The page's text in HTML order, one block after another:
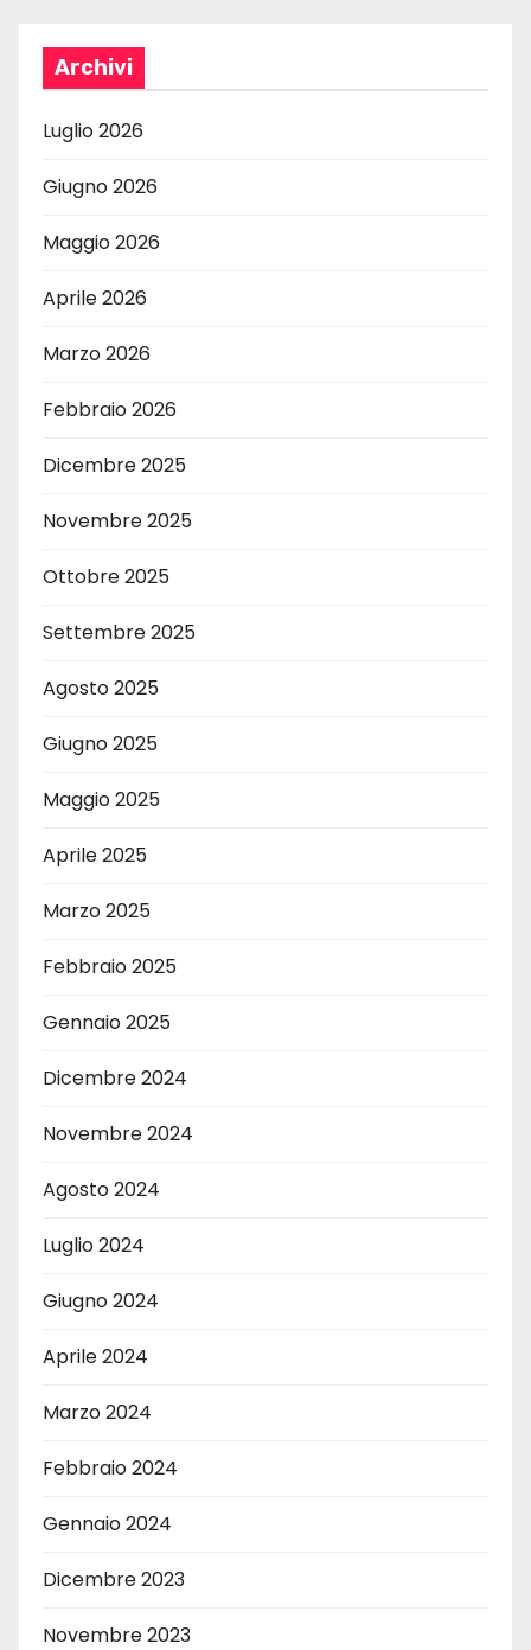
Archivi
Luglio 2026
Giugno 2026
Maggio 2026
Aprile 2026
Marzo 2026
Febbraio 2026
Dicembre 2025
Novembre 2025
Ottobre 2025
Settembre 2025
Agosto 2025
Giugno 2025
Maggio 2025
Aprile 2025
Marzo 2025
Febbraio 2025
Gennaio 2025
Dicembre 2024
Novembre 2024
Agosto 2024
Luglio 2024
Giugno 2024
Aprile 2024
Marzo 2024
Febbraio 2024
Gennaio 2024
Dicembre 2023
Novembre 2023